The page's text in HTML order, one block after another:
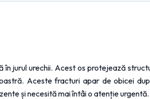
jurul urechii. Acest os protejează
Aceste fracturi apar de obicei
și necesită mai întâi o atenție urgentă.